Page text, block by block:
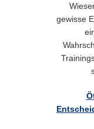
gewisse